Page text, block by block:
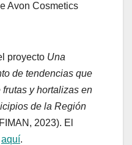
Avon Cosmetics
proyecto Una
de tendencias que
y hortalizas en
de la Región
2023). El
aquí.